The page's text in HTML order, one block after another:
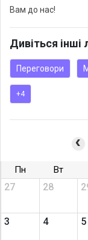
Дивіться інші
Переговори
+4
Пн Вт
27 28
3 4 5